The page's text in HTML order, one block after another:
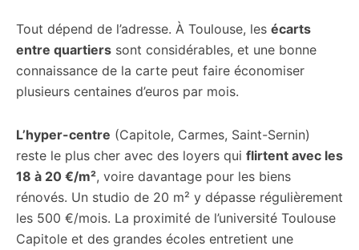
Tout dépend de l’adresse. À Toulouse, les écarts
entre quartiers sont considérables, et une bonne
connaissance de la carte peut faire économiser
plusieurs centaines d’euros par mois.
L’hyper-centre (Capitole, Carmes, Saint-Sernin)
reste le plus cher avec des loyers qui flirtent avec les
18 à 20 €/m², voire davantage pour les biens
rénovés. Un studio de 20 m² y dépasse régulièrement
les 500 €/mois. La proximité de l’université Toulouse
Capitole et des grandes écoles entretient une